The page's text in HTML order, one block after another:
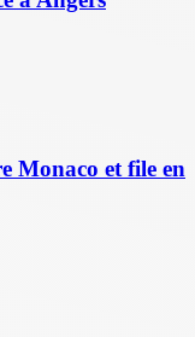
Monaco et file en